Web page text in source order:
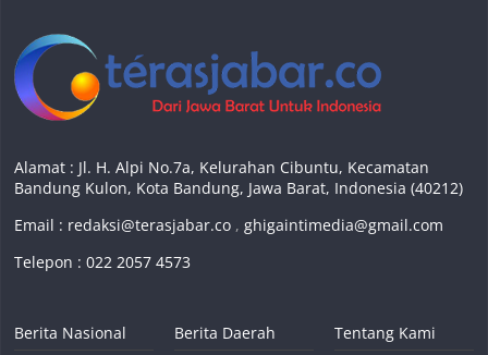
Alamat : Jl. H. Alpi No.7a, Kelurahan Cibuntu, Kecamatan
Bandung Kulon, Kota Bandung, Jawa Barat, Indonesia (40212)
Email : redaksi@terasjabar.co ,ghigaintimedia@gmail.com
Telepon : 022 2057 4573
Berita Nasional
Berita Daerah
Tentang Kami